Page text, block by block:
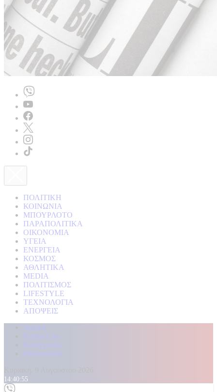
ΠΟΛΙΤΙΚΗ
ΚΟΙΝΩΝΙΑ
ΜΠΟΥΡΛΟΤΟ
ΠΑΡΑΠΟΛΙΤΙΚΑ
ΟΙΚΟΝΟΜΙΑ
ΥΓΕΙΑ
ΕΝΕΡΓΕΙΑ
ΚΟΣΜΟΣ
ΑΘΛΗΤΙΚΑ
MEDIA
ΠΟΛΙΤΙΣΜΟΣ
LIFESTYLE
ΤΕΧΝΟΛΟΓΙΑ
ΑΠΟΨΕΙΣ
Αρχική
Kontra Live
Καταγγελίες
Επικοινωνία
14:40:57